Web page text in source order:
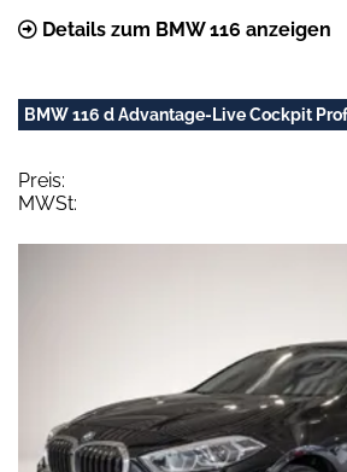
Details zum BMW 116 anzeigen
BMW 116 d Advantage-Live Cockpit
Preis:
MWSt: